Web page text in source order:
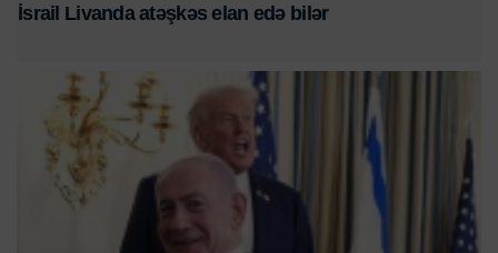
​İsrail Livanda atəşkəs elan edə bilər